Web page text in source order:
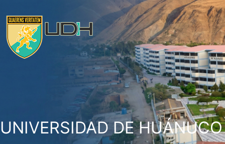
UNIVERSIDAD DE HUÁNUCO